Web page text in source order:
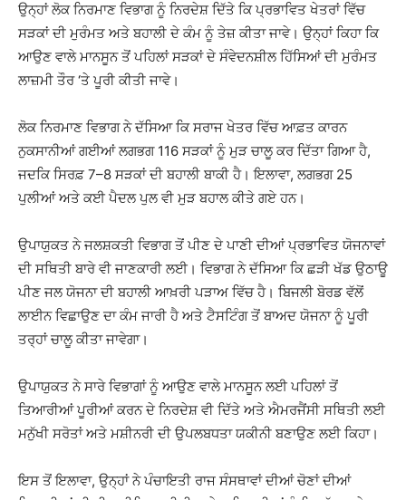
ਉਨ੍ਹਾਂ ਲੋਕ ਨਿਰਮਾਣ ਵਿਭਾਗ ਨੂੰ ਨਿਰਦੇਸ਼ ਦਿੱਤੇ ਕਿ ਪ੍ਰਭਾਵਿਤ ਖੇਤਰਾਂ ਵਿੱਚ
ਸੜਕਾਂ ਦੀ ਮੁਰੰਮਤ ਅਤੇ ਬਹਾਲੀ ਦੇ ਕੰਮ ਨੂੰ ਤੇਜ਼ ਕੀਤਾ ਜਾਵੇ। ਉਨ੍ਹਾਂ ਕਿਹਾ ਕਿ
ਆਉਣ ਵਾਲੇ ਮਾਨਸੂਨ ਤੋਂ ਪਹਿਲਾਂ ਸੜਕਾਂ ਦੇ ਸੰਵੇਦਨਸ਼ੀਲ ਹਿੱਸਿਆਂ ਦੀ ਮੁਰੰਮਤ
ਲਾਜ਼ਮੀ ਤੌਰ ‘ਤੇ ਪੂਰੀ ਕੀਤੀ ਜਾਵੇ।
ਲੋਕ ਨਿਰਮਾਣ ਵਿਭਾਗ ਨੇ ਦੱਸਿਆ ਕਿ ਸਰਾਜ ਖੇਤਰ ਵਿੱਚ ਆਫ਼ਤ ਕਾਰਨ
ਨੁਕਸਾਨੀਆਂ ਗਈਆਂ ਲਗਭਗ 116 ਸੜਕਾਂ ਨੂੰ ਮੁੜ ਚਾਲੂ ਕਰ ਦਿੱਤਾ ਗਿਆ ਹੈ,
ਜਦਕਿ ਸਿਰਫ਼ 7–8 ਸੜਕਾਂ ਦੀ ਬਹਾਲੀ ਬਾਕੀ ਹੈ। ਇਲਾਵਾ, ਲਗਭਗ 25
ਪੁਲੀਆਂ ਅਤੇ ਕਈ ਪੈਦਲ ਪੁਲ ਵੀ ਮੁੜ ਬਹਾਲ ਕੀਤੇ ਗਏ ਹਨ।
ਉਪਾਯੁਕਤ ਨੇ ਜਲਸ਼ਕਤੀ ਵਿਭਾਗ ਤੋਂ ਪੀਣ ਦੇ ਪਾਣੀ ਦੀਆਂ ਪ੍ਰਭਾਵਿਤ ਯੋਜਨਾਵਾਂ
ਦੀ ਸਥਿਤੀ ਬਾਰੇ ਵੀ ਜਾਣਕਾਰੀ ਲਈ। ਵਿਭਾਗ ਨੇ ਦੱਸਿਆ ਕਿ ਛੜੀ ਖੱਡ ਉਠਾਊ
ਪੀਣ ਜਲ ਯੋਜਨਾ ਦੀ ਬਹਾਲੀ ਆਖ਼ਰੀ ਪੜਾਅ ਵਿੱਚ ਹੈ। ਬਿਜਲੀ ਬੋਰਡ ਵੱਲੋਂ
ਲਾਈਨ ਵਿਛਾਉਣ ਦਾ ਕੰਮ ਜਾਰੀ ਹੈ ਅਤੇ ਟੈਸਟਿੰਗ ਤੋਂ ਬਾਅਦ ਯੋਜਨਾ ਨੂੰ ਪੂਰੀ
ਤਰ੍ਹਾਂ ਚਾਲੂ ਕੀਤਾ ਜਾਵੇਗਾ।
ਉਪਾਯੁਕਤ ਨੇ ਸਾਰੇ ਵਿਭਾਗਾਂ ਨੂੰ ਆਉਣ ਵਾਲੇ ਮਾਨਸੂਨ ਲਈ ਪਹਿਲਾਂ ਤੋਂ
ਤਿਆਰੀਆਂ ਪੂਰੀਆਂ ਕਰਨ ਦੇ ਨਿਰਦੇਸ਼ ਵੀ ਦਿੱਤੇ ਅਤੇ ਐਮਰਜੈਂਸੀ ਸਥਿਤੀ ਲਈ
ਮਨੁੱਖੀ ਸਰੋਤਾਂ ਅਤੇ ਮਸ਼ੀਨਰੀ ਦੀ ਉਪਲਬਧਤਾ ਯਕੀਨੀ ਬਣਾਉਣ ਲਈ ਕਿਹਾ।
ਇਸ ਤੋਂ ਇਲਾਵਾ, ਉਨ੍ਹਾਂ ਨੇ ਪੰਚਾਇਤੀ ਰਾਜ ਸੰਸਥਾਵਾਂ ਦੀਆਂ ਚੋਣਾਂ ਦੀਆਂ